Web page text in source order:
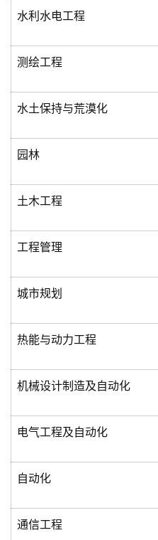
水利水电工程
测绘工程
水土保持与荒漠化
园林
土木工程
工程管理
城市规划
热能与动力工程
机械设计制造及自动化
电气工程及自动化
自动化
通信工程